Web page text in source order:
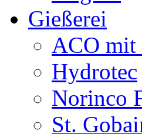
Gießerei
ACO mit
Hydrotec
Norinco
St.